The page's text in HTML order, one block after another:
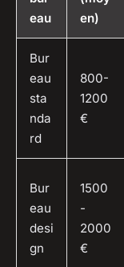
eau
en)
Bur
eau
sta
nda
rd
800-
1200
€
Bur
eau
desi
gn
1500
-
2000
€